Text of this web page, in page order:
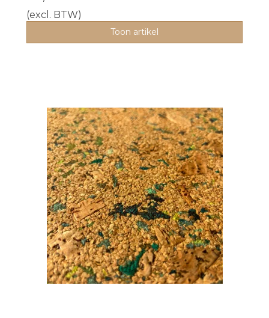
(excl. BTW)
Toon artikel